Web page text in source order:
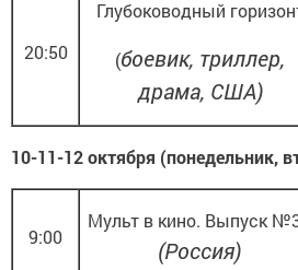
20:50
Глубоководный
(боевик, триллер,
драма, США)
10-11-12 октября (понедельник,
9:00
Мульт в кино. Выпуск
(Россия)